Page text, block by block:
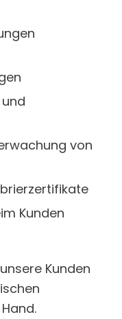
von
Kunden
Kunden